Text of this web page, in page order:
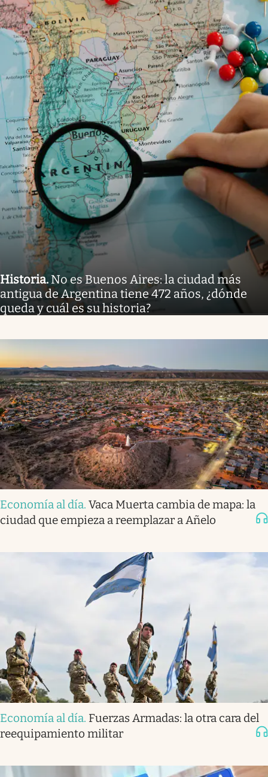
Historia. No es Buenos Aires: la ciudad más
antigua de Argentina tiene 472 años, ¿dónde
queda y cuál es su historia?
Economía al día. Vaca Muerta cambia de mapa: la
ciudad que empieza a reemplazar a Añelo
Economía al día. Fuerzas Armadas: la otra cara del
reequipamiento militar